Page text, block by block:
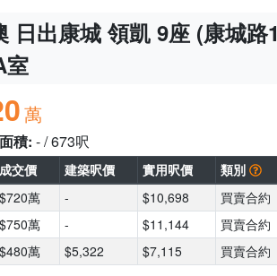
日出康城 領凱 9座 (康城路1
室
萬
積: - / 673呎
成交價 建築呎價 實用呎價
類別
$720萬 - $10,698
買賣合約
$750萬 - $11,144
買賣合約
$480萬 $5,322 $7,115 買賣合約